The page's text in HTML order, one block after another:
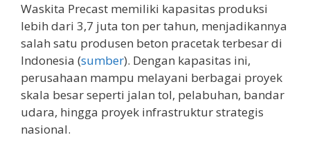
Waskita Precast memiliki kapasitas produksi
lebih dari 3,7 juta ton per tahun, menjadikannya
salah satu produsen beton pracetak terbesar di
Indonesia (sumber). Dengan kapasitas ini,
perusahaan mampu melayani berbagai proyek
skala besar seperti jalan tol, pelabuhan, bandar
udara, hingga proyek infrastruktur strategis
nasional.